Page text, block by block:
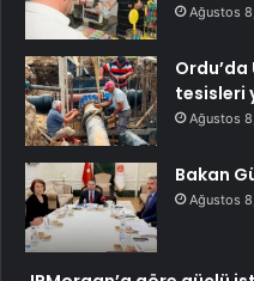
Ağustos
Ordu’da
tesisleri
Ağustos
Bakan
Ağustos